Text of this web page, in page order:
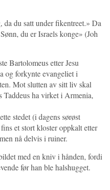
da du satt under fikentreet.» Da
du er Israels konge» (Joh
Bartolomeus etter Jesu
og forkynte evangeliet i
Mot slutten av sitt liv skal
Taddeus ha virket i Armenia,
stedet (i dagens sørøst
et stort kloster oppkalt etter
nå delvis i ruiner.
med en kniv i hånden, fordi
før han ble halshugget.